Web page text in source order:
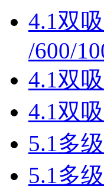
4.1双
/600/
4.1双
4.1双
5.1多
5.1多